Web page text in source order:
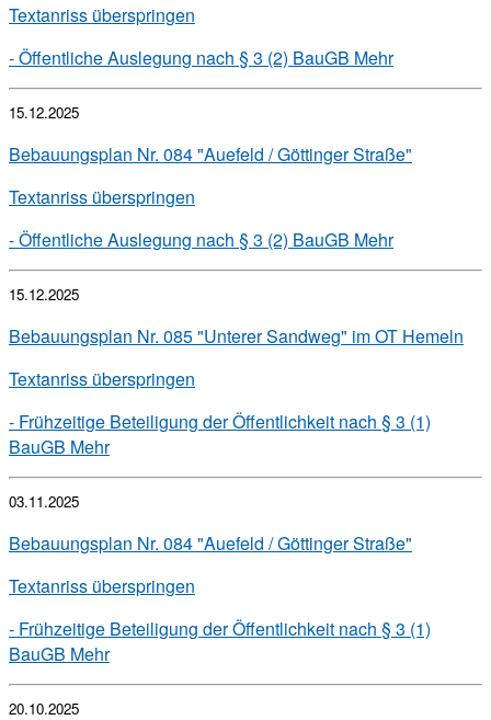
Textanriss überspringen
- Öffentliche Auslegung nach § 3 (2) BauGB Mehr
15.12.2025
Bebauungsplan Nr. 084 "Auefeld / Göttinger Straße"
Textanriss überspringen
- Öffentliche Auslegung nach § 3 (2) BauGB Mehr
15.12.2025
Bebauungsplan Nr. 085 "Unterer Sandweg" im OT Hemeln
Textanriss überspringen
- Frühzeitige Beteiligung der Öffentlichkeit nach § 3 (1)
BauGB Mehr
03.11.2025
Bebauungsplan Nr. 084 "Auefeld / Göttinger Straße"
Textanriss überspringen
- Frühzeitige Beteiligung der Öffentlichkeit nach § 3 (1)
BauGB Mehr
20.10.2025